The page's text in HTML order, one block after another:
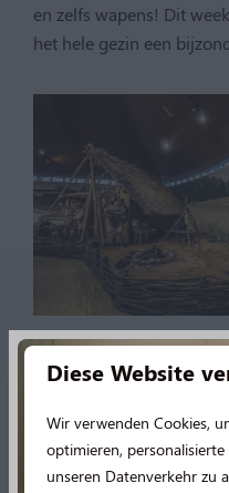
en zelfs wapens! Dit
het hele gezin een
6. Bezoek
Een paasvuur mag
Pasen! Door heel
Diese Website
Wir verwenden Cookies,
optimieren,
unseren Datenverkehr zu